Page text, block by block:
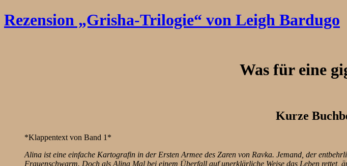
Rezension „Grisha-Trilogie“ von Leigh Bardugo
Was für eine
Kurze
*Klappentext von Band 1*
Alina ist eine einfache Kartografin in der Ersten Armee des Zaren von Ravka. Jemand, der
Frauenschwarm. Doch als Alina Mal bei einem Überfall auf unerklärliche Weise das Leben rettet,